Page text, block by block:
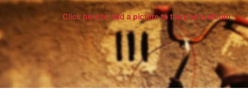
Click here to add a picture to the photo album